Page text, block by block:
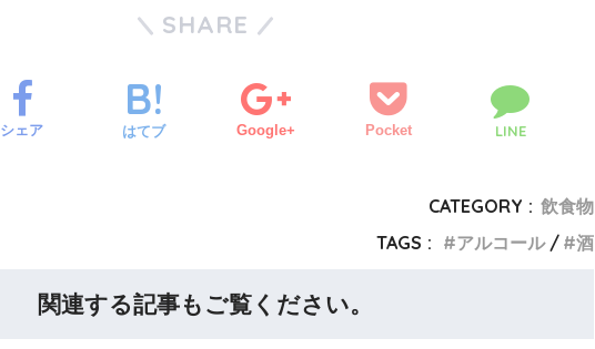
SHARE
シェア はてブ Google+ Pocket LINE
CATEGORY : 飲食物
TAGS :
アルコール 酒
関連する記事もご覧ください。